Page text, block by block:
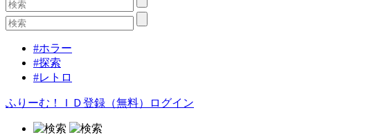
#ホラー
#探索
#レトロ
ふりーむ！ＩＤ登録（無料） ログイン